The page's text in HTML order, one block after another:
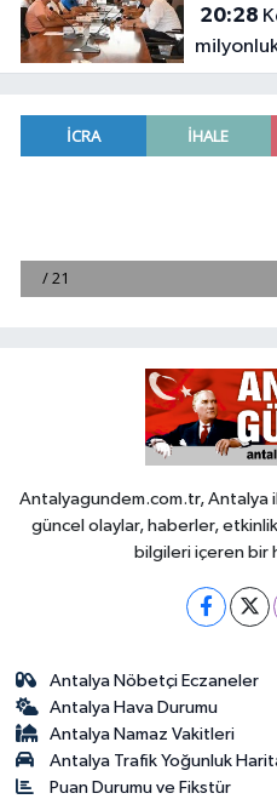
20:28
geçti
Antalyagundem.com.tr, Antalya
güncel olaylar, haberler,
bilgileri içeren bir
Antalya Nöbetçi Eczaneler
Antalya Hava Durumu
Antalya Namaz Vakitleri
Antalya Trafik Yoğunluk
Puan Durumu ve Fikstür